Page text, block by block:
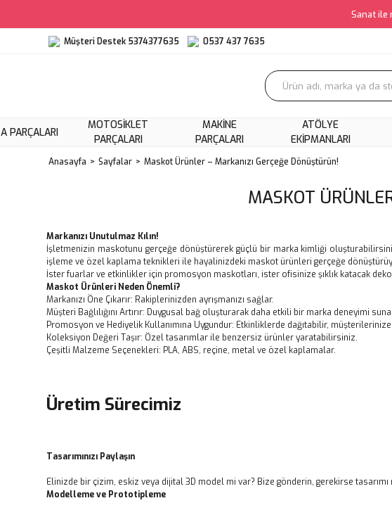
Sanat ile
Müşteri Destek 5374377635 0537 437 7635
PARÇALARI
MOTOSIKLET
PARÇALARI
MAKINE
PARÇALARI
ATÖLYE
EKIPMANLARI
Anasayfa Sayfalar Maskot Ürünler – Markanızı Gerçeğe Dönüştürün!
MASKOT
Markanızı Unutulmaz Kılın!
İşletmenizin maskotunu gerçeğe dönüştürerek güçlü bir marka kimliği
işleme ve özel kaplama teknikleri ile hayalinizdeki maskot ürünleri gerçeğe
İster fuarlar ve etkinlikler için promosyon maskotları, ister ofisinize şıklık katacak
Maskot Ürünleri Neden Önemli?
Markanızı Öne Çıkarır: Rakiplerinizden ayrışmanızı sağlar.
Müşteri Bağlılığını Artırır: Duygusal bağ oluşturarak daha etkili bir marka deneyimi
Promosyon ve Hediyelik Kullanımına Uygundur: Etkinliklerde dağıtabilir,
Koleksiyon Değeri Taşır: Özel tasarımlar ile benzersiz ürünler yaratabilirsiniz.
Çeşitli Malzeme Seçenekleri: PLA, ABS, reçine, metal ve özel kaplamalar.
Üretim Sürecimiz
Tasarımınızı Paylaşın
Elinizde bir çizim, eskiz veya dijital 3D model mi var? Bize gönderin, gerekirse
Modelleme ve Prototipleme